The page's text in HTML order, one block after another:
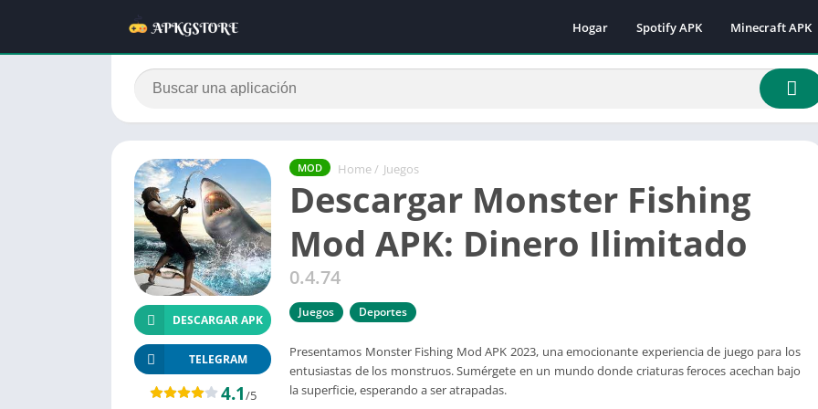
Hogar Spotify APK
Minecraft APK
Minecraft
Minecraft 1.18
Minecraft 1.18.2
Minecraft 1.19.0
Minecraft
Minecraft
Minecraft
MOD Home / Juegos
Descargar Monster Fishing
Mod APK: Dinero Ilimitado
0.4.74
Juegos Deportes
Presentamos Monster Fishing Mod APK 2023, una emocionante experiencia de juego para los
entusiastas de los monstruos. Sumérgete en un mundo donde criaturas feroces acechan bajo
la superficie, esperando a ser atrapadas.
DESCARGAR APK
TELEGRAM
4.1/5